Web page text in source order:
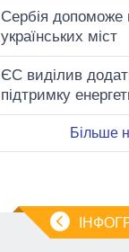
Сербія допоможе
українських міст
ЄС виділив
підтримку
Більше